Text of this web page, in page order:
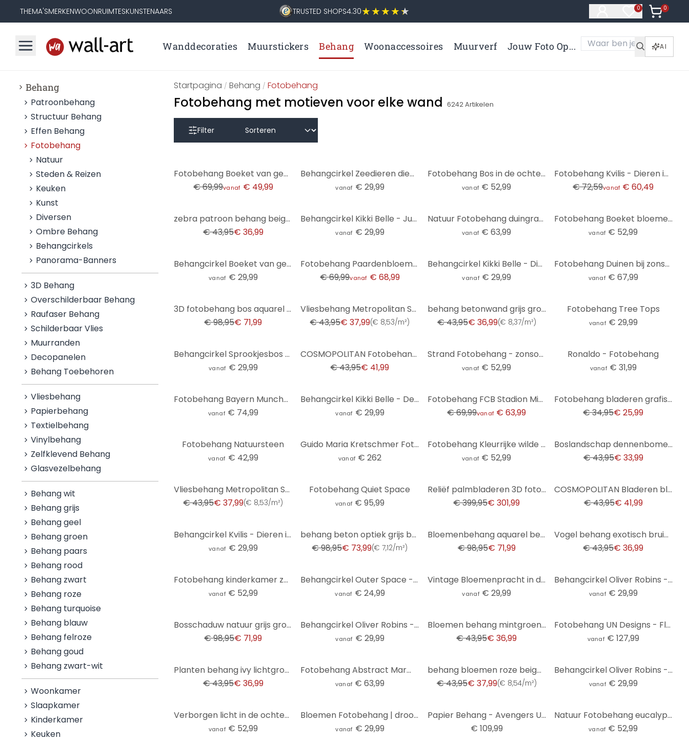
THEMA'SMERKENWOONRUIMTESKUNSTENAARS TRUSTED SHOPS4.30 0
Artikelen in
0
Artikelen
Wanddecoraties Muurstickers Behang Woonaccessoires Muurverf Jouw Foto Op... AI
Behang
Patroonbehang
Structuur Behang
Effen Behang
Fotobehang
Natuur
Steden & Reizen
Keuken
Kunst
Diversen
Ombre Behang
Behangcirkels
Panorama-Banners
3D Behang
Overschilderbaar Behang
Raufaser Behang
Schilderbaar Vlies
Muurranden
Decopanelen
Behang Toebehoren
Vliesbehang
Papierbehang
Textielbehang
Vinylbehang
Zelfklevend Behang
Glasvezelbehang
Behang wit
Behang grijs
Behang geel
Behang groen
Behang paars
Behang rood
Behang zwart
Behang roze
Behang turquoise
Behang blauw
Behang felroze
Behang goud
Behang zwart-wit
Woonkamer
Slaapkamer
Kinderkamer
Keuken
Startpagina / Behang / Fotobehang
Fotobehang met motieven voor elke wand 6242Artikelen
Filter
Fotobehang Boeket van gedroogde bloemen - Treechild
€ 69,99vanaf € 49,99
Behangcirkel Zeedieren diep in de oceaan - Oliver Robins - vliesbehang/zelfklevend vliesbehang
vanaf € 29,99
Fotobehang Bos in de ochtendmist - Maier
vanaf € 52,99
Fotobehang Kvilis - Dieren in het Bos
€ 72,59vanaf € 60,49
zebra patroon behang beige zwart - vliesbehang dierenprint - exotisch behang
€ 43,95€ 36,99
Behangcirkel Kikki Belle - Jungle Jive - vliesbehang/zelfklevend vliesbehang
vanaf € 29,99
Natuur Fotobehang duingras in de avondzon - Treechild
vanaf € 63,99
Fotobehang Boeket bloemen met pioenen - UN Designs
vanaf € 52,99
Behangcirkel Boeket van gedroogde bloemen - Treechild - vliesbehang/zelfklevend vliesbehang
vanaf € 29,99
Fotobehang Paardenbloem droom in de lente - Paksoylu
€ 69,99vanaf € 68,99
Behangcirkel Kikki Belle - Dino World - vliesbehang/zelfklevend vliesbehang
vanaf € 29,99
Fotobehang Duinen bij zonsondergang
vanaf € 67,99
3D fotobehang bos aquarel donkergroen - vliesbehang met bergmotief voor woonkamer
€ 98,95€ 71,99
Vliesbehang Metropolitan Stories by A.S. Creation
€ 43,95€ 37,99(€ 8,53/m²)
behang betonwand grijs groen - vliesbehang industrieel woonmuren - mat en glad
€ 43,95€ 36,99(€ 8,37/m²)
Fotobehang Tree Tops
vanaf € 29,99
Behangcirkel Sprookjesbos met eenhoorns - Kikki Belle - vliesbehang/zelfklevend vliesbehang
vanaf € 29,99
COSMOPOLITAN Fotobehang bos bomen vogels - natuurmotief Vliesbehang beige grijs
€ 43,95€ 41,99
Strand Fotobehang - zonsondergang over strand en zee - Sisi & Seb
vanaf € 52,99
Ronaldo - Fotobehang
vanaf € 31,99
Fotobehang Bayern Munchen Stadion
vanaf € 74,99
Behangcirkel Kikki Belle - De Berenkoning - vliesbehang/zelfklevend vliesbehang
vanaf € 29,99
Fotobehang FCB Stadion Mia san mia
€ 69,99vanaf € 63,99
Fotobehang bladeren grafisch Vliesbehang modern mat in beige 2,70 x 1,59 m
€ 34,95€ 25,99
Fotobehang Natuursteen
vanaf € 42,99
Guido Maria Kretschmer Fotobehang Art Edition Beige Flowers
vanaf € 262
Fotobehang Kleurrijke wilde bloemen - UN Designs
vanaf € 52,99
Boslandschap dennenbomen grijs groen - Vliesbehang, uittrekbaar
€ 43,95€ 33,99
Vliesbehang Metropolitan Stories by A.S. Creation
€ 43,95€ 37,99(€ 8,53/m²)
Fotobehang Quiet Space
vanaf € 95,99
Reliëf palmbladeren 3D fotobehang in grijs - vliesbehang
€ 399,95€ 301,99
COSMOPOLITAN Bladeren blauw geel - Vliesbehang met kleurverloop modern
€ 43,95€ 41,99
Behangcirkel Kvilis - Dieren in het Bos - vliesbehang/zelfklevend vliesbehang
vanaf € 29,99
behang beton optiek grijs beige - vliesbehang beton & steen Livingwalls - mat en glad
€ 98,95€ 73,99(€ 7,12/m²)
Bloemenbehang aquarel beige - vliesbehang met delicate bloesems - vintage design
€ 98,95€ 71,99
Vogel behang exotisch bruin kleurrijk - vliesbehang met pauwen voor woonkamer & slaapkamer
€ 43,95€ 36,99
Fotobehang kinderkamer zonnestelsel met planeten en aarde - Ms Tiff
vanaf € 52,99
Behangcirkel Outer Space - vliesbehang/zelfklevend vliesbehang
vanaf € 24,99
Vintage Bloemenpracht in de Weide | Bloemenbehang - Lola Peacock - Rond - vliesbehang/zelfklevend vl
vanaf € 29,99
Behangcirkel Oliver Robins - Animals and Palm Trees - vliesbehang/zelfklevend vliesbehang
vanaf € 29,99
Bosschaduw natuur grijs groen - vliesbehang met schaduweffect - natuurbehang
€ 98,95€ 71,99
Behangcirkel Oliver Robins - Kleurrijke boerderij met dieren - vliesbehang/zelfklevend vliesbehang
vanaf € 29,99
Bloemen behang mintgroen bont - vliesbehang met bloemmotief voor slaapkamer & woonkamer
€ 43,95€ 36,99
Fotobehang UN Designs - Fleur de Paris
vanaf € 127,99
Planten behang ivy lichtgroen - vliesbehang met bladmotief voor woonkamer & slaapkamer
€ 43,95€ 36,99
Fotobehang Abstract Marmer Blauw en Goud
vanaf € 63,99
behang bloemen roze beige - vliesbehang bloemen planten Livingwalls - mat en glad
€ 43,95€ 37,99(€ 8,54/m²)
Behangcirkel Oliver Robins - Boomhut Feestje - vliesbehang/zelfklevend vliesbehang
vanaf € 29,99
Verborgen licht in de ochtendnevel | Fotobehang met bomenmotief - Hobday
vanaf € 52,99
Bloemen Fotobehang | droogbloemen - elegantie van vergankelijkheid - Boomkind - Rond - vliesbehang/z
vanaf € 29,99
Papier Behang - Avengers Unite - 368 x 254 cm
€ 109,99
Natuur Fotobehang eucalyptusbos in de Yarra Ranges - Colombo
vanaf € 52,99